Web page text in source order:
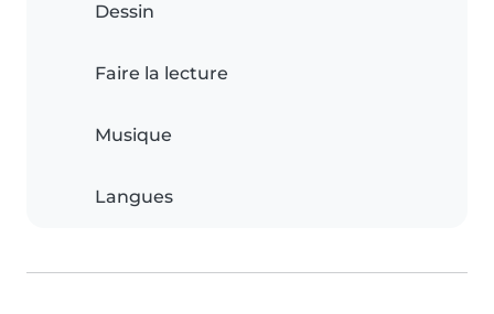
Dessin
Faire la lecture
Musique
Langues